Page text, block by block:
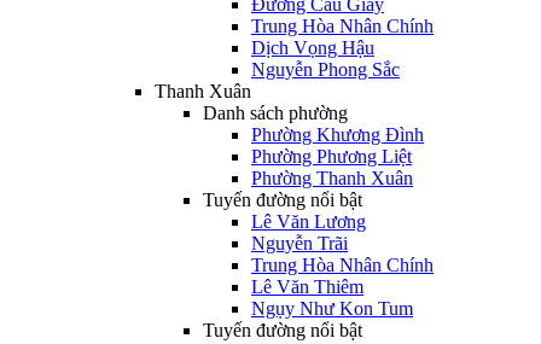
Đường Cầu Giấy
Trung Hòa Nhân Chính
Dịch Vọng Hậu
Nguyễn Phong Sắc
Thanh Xuân
Danh sách phường
Phường Khương Đình
Phường Phương Liệt
Phường Thanh Xuân
Tuyến đường nổi bật
Lê Văn Lương
Nguyễn Trãi
Trung Hòa Nhân Chính
Lê Văn Thiêm
Ngụy Như Kon Tum
Tuyến đường nổi bật